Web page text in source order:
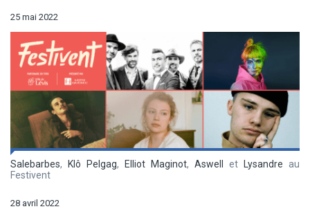
25 mai 2022
Salebarbes, Klô Pelgag, Elliot Maginot, Aswell et Lysandre au
Festivent
28 avril 2022